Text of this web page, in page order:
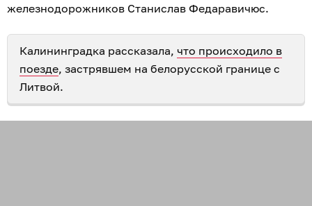
железнодорожников Станислав Федаравичюс.
Калининградка рассказала, что происходило в
поезде, застрявшем на белорусской границе с
Литвой.